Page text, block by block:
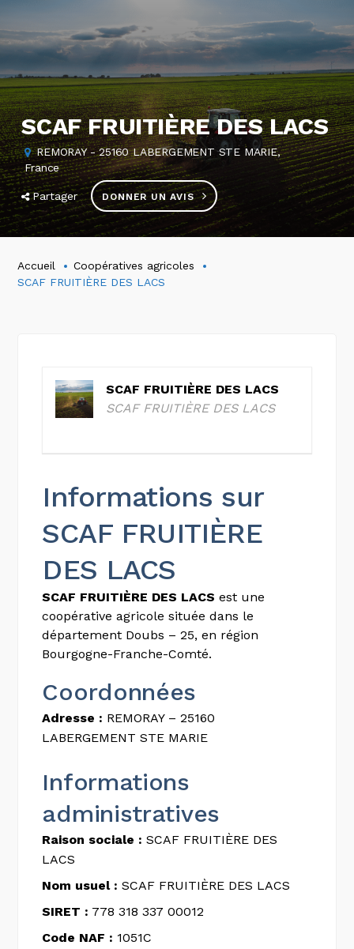
SCAF FRUITIÈRE DES LACS
REMORAY - 25160 LABERGEMENT STE MARIE,
France
Partager DONNER UN AVIS
Accueil
Coopératives agricoles
SCAF FRUITIÈRE DES LACS
SCAF FRUITIÈRE DES LACS
SCAF FRUITIÈRE DES LACS
Informations sur
SCAF FRUITIÈRE
DES LACS
SCAF FRUITIÈRE DES LACS est une
coopérative agricole située dans le
département Doubs – 25, en région
Bourgogne-Franche-Comté.
Coordonnées
Adresse : REMORAY – 25160
LABERGEMENT STE MARIE
Informations
administratives
Raison sociale : SCAF FRUITIÈRE DES
LACS
Nom usuel : SCAF FRUITIÈRE DES LACS
SIRET : 778 318 337 00012
Code NAF : 1051C